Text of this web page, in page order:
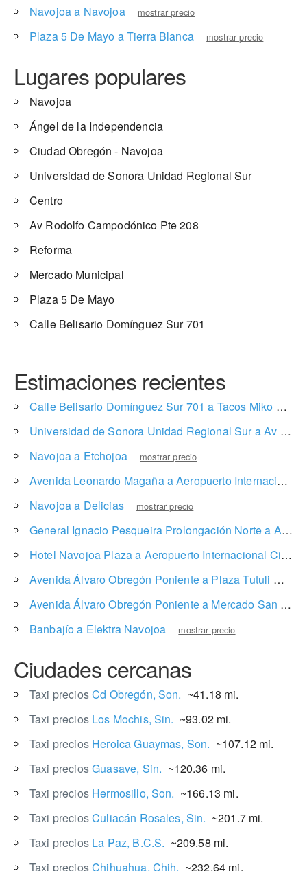
Navojoa a Navojoa
mostrar precio
Plaza 5 De Mayo a Tierra Blanca mostrar precio
Lugares populares
Navojoa
Ángel de la Independencia
Ciudad Obregón - Navojoa
Universidad de Sonora Unidad Regional Sur
Centro
Av Rodolfo Campodónico Pte 208
Reforma
Mercado Municipal
Plaza 5 De Mayo
Calle Belisario Domínguez Sur 701
Estimaciones recientes
Calle Belisario Domínguez Sur 701 a Tacos Miko
Universidad de Sonora Unidad Regional Sur a Av Rodolfo Campodónico Pte 208
Navojoa a Etchojoa
mostrar precio
Avenida Leonardo Magaña a Aeropuerto Internacional de Ciudad Obregón
Navojoa a Delicias
mostrar precio
General Ignacio Pesqueira Prolongación Norte a Av. De Las Palmeras 979
Hotel Navojoa Plaza a Aeropuerto Internacional Ciudad Obregon
Avenida Álvaro Obregón Poniente a Plaza Tutuli
Avenida Álvaro Obregón Poniente a Mercado San Pedro
Banbajío a Elektra Navojoa
mostrar precio
Ciudades cercanas
Taxi preciosCd Obregón, Son. ~41.18 mi.
Taxi precios Los Mochis, Sin. ~93.02 mi.
Taxi precios Heroica Guaymas, Son. ~107.12 mi.
Taxi preciosGuasave, Sin. ~120.36 mi.
Taxi precios Hermosillo, Son. ~166.13 mi.
Taxi preciosCuliacán Rosales, Sin. ~201.7 mi.
Taxi precios La Paz, B.C.S. ~209.58 mi.
Taxi preciosChihuahua, Chih. ~232.64 mi.